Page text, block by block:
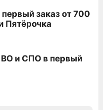
заказ от 700
Пятёрочка
ВО и СПО в первый